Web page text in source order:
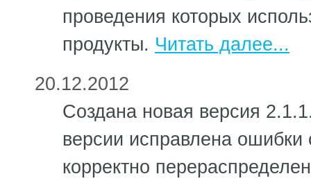
проведения которых
продукты. Читать далее...
20.12.2012
Создана новая версия
версии исправлена ошибки
корректно